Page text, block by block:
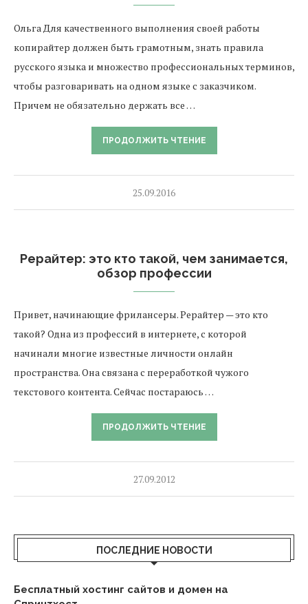
Ольга Для качественного выполнения своей работы
копирайтер должен быть грамотным, знать правила
русского языка и множество профессиональных терминов,
чтобы разговаривать на одном языке с заказчиком.
Причем не обязательно держать все …
ПРОДОЛЖИТЬ ЧТЕНИЕ
25.09.2016
Рерайтер: это кто такой, чем занимается,
обзор профессии
Привет, начинающие фрилансеры. Рерайтер — это кто
такой? Одна из профессий в интернете, с которой
начинали многие известные личности онлайн
пространства. Она связана с переработкой чужого
текстового контента. Сейчас постараюсь …
ПРОДОЛЖИТЬ ЧТЕНИЕ
27.09.2012
ПОСЛЕДНИЕ НОВОСТИ
Бесплатный хостинг сайтов и домен на